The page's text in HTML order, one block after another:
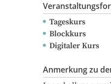
Tageskurs
Blockkurs
Digitaler Kurs
Anmerkung zu